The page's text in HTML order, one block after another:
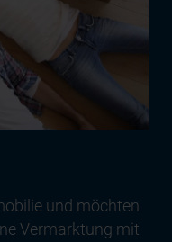
und möchten
Vermarktung mit